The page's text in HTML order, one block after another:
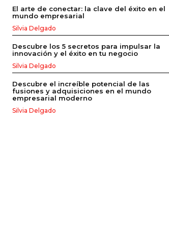
El arte de conectar: la clave del éxito en el
mundo empresarial
Silvia Delgado
Descubre los 5 secretos para impulsar la
innovación y el éxito en tu negocio
Silvia Delgado
Descubre el increíble potencial de las
fusiones y adquisiciones en el mundo
empresarial moderno
Silvia Delgado